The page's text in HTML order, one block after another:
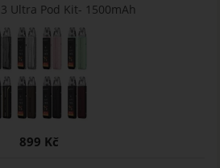
Ultra Pod Kit- 1500mAh
899 Kč